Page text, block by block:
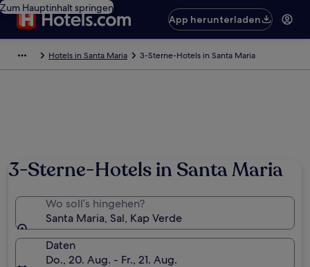
Zum Hauptinhalt springen
App herunterladen
Hotels in Santa Maria 3-Sterne-Hotels in Santa Maria
3-Sterne-Hotels in Santa Maria
Wo soll’s hingehen?
Santa Maria, Sal, Kap Verde
Daten
Do., 20. Aug. - Fr., 21. Aug.